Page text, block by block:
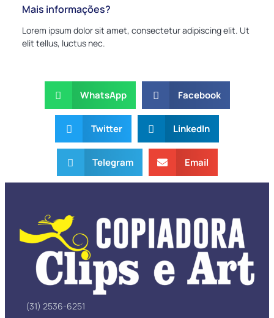
Mais informações?
Lorem ipsum dolor sit amet, consectetur adipiscing elit. Ut
elit tellus, luctus nec.
WhatsApp Facebook
Twitter LinkedIn
Telegram Email
(31) 2536-6251